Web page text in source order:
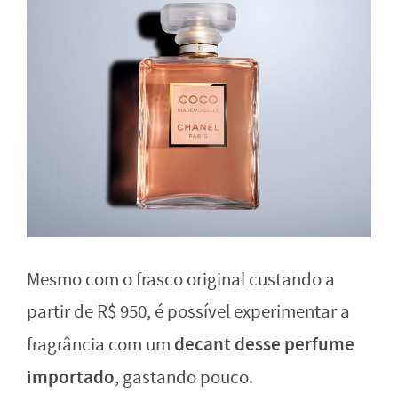
Mesmo com o frasco original custando a
partir de R$ 950, é possível experimentar a
fragrância com um decant desse perfume
importado, gastando pouco.